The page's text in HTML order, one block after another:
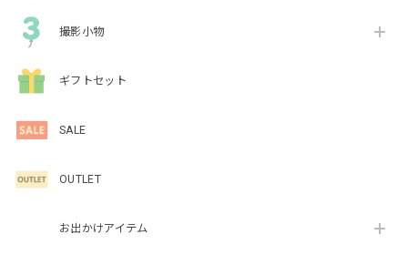
撮影小物
ギフトセット
SALE
OUTLET
お出かけアイテム